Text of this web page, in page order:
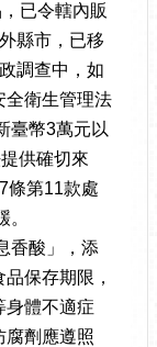
已令轄內販
縣市，已移
調查中，如
全衛生管理法
臺幣3萬元以
供確切來
條第11款處
香酸」，添
保存期限，
身體不適症
腐劑應遵照